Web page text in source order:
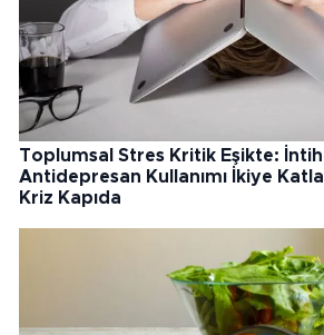
Toplumsal Stres Kritik Eşikte:
Antidepresan Kullanımı İkiye
Kriz Kapıda